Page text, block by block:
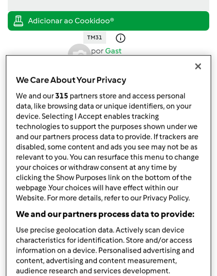
TM31
porGast
Adicionar às minhas coleções
Partilhar receita
Criar uma variante
Ingredientes
Coentros - 25 g
Azeite - 5 g
Pimentão - 1 colher de sopa
Cominhos - 1 colher de chá
Cenoura - 450 g
Manteiga de amendoim - 50 g
We Care About Your Privacy
We and our315 partners store and access personal
data, like browsing data or unique identifiers, on your
device. Selecting I Accept enables tracking
technologies to support the purposes shown under we
and our partners process data to provide. If trackers are
disabled, some content and ads you see may not be as
relevant to you. You can resurface this menu to change
your choices or withdraw consent at any time by
clicking the Show Purposes link on the bottom of the
webpage .Your choices will have effect within our
Website. For more details, refer to our Privacy Policy.
We and our partners process data to provide:
Use precise geolocation data. Actively scan device
characteristics for identification. Store and/or access
information on a device. Personalised advertising and
content, advertising and content measurement,
audience research and services development.